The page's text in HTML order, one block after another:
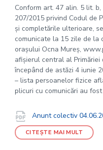
Conform art. 47 alin. 5 lit.
207/2015 privind Codul de
și completările ulterioare,
comunicate la 15 zile de la
orașului Ocna Mureș,
afișierul central al Primăriei
începând de astăzi 4 iunie
– lista persoanelor fizice
plicuri cu comunicări au
Documente
Anunt colectiv
CITEȘTE MAI MULT